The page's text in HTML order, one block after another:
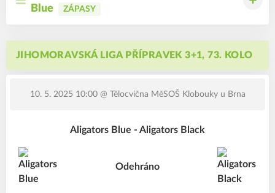
Blue
ZÁPASY
JIHOMORAVSKÁ LIGA PŘÍPRAVEK 3+1, 73. KOLO
10. 5. 2025 10:00@ Tělocvična MěSOŠ Klobouky u Brna
Aligators Blue - Aligators Black
Odehráno